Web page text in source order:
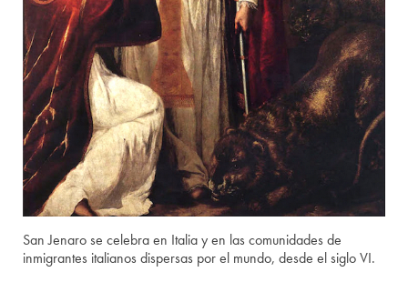
San Jenaro se celebra en Italia y en las comunidades de
inmigrantes italianos dispersas por el mundo, desde el siglo VI.